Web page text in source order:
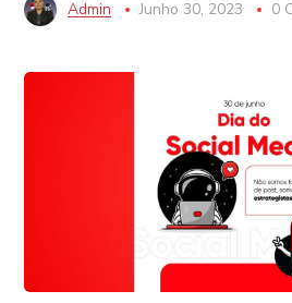
Admin Junho 30, 2023 0